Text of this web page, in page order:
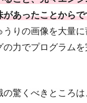
があったことからで
うりの画像を大量
の力でプログラムを
の驚くべきところは